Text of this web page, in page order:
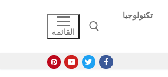
تكنولوجيا
القائمة